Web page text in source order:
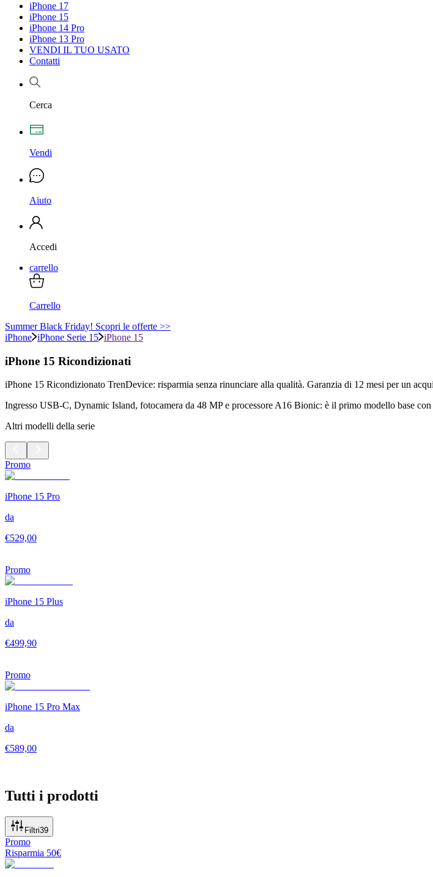
iPhone 17
iPhone 15
iPhone 14 Pro
iPhone 13 Pro
VENDI IL TUO USATO
Contatti
Cerca
Vendi
Aiuto
Accedi
carrello
Carrello
Summer Black Friday! Scopri le offerte >>
iPhone iPhone Serie 15 iPhone 15
iPhone 15 Ricondizionati
iPhone 15 Ricondizionato TrenDevice: risparmia senza rinunciare alla qualità. Garanzia di 12 mesi per un
Ingresso USB-C, Dynamic Island, fotocamera da 48 MP e processore A16 Bionic: è il primo modello base
Altri modelli della serie
Promo
iPhone 15 Pro
da
€529,00
Promo
iPhone 15 Plus
da
€499,90
Promo
iPhone 15 Pro Max
da
€589,00
Tutti i prodotti
Filtri39
Promo
Risparmia 50€